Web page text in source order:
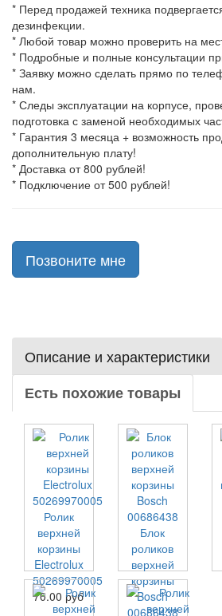
* Перед продажей техника
дезинфекции.
* Любой товар можно проверить на
* Подробные и полные консультации
* Заявку можно сделать прямо по
нам.
* Следы эксплуатации на корпусе,
подготовка с заменой необходимых
* Гарантия 3 месяца + возможность
дополнительную плату!
* Доставка от 800 рублей!
* Подключение от 500 рублей!
Позвоните мне
Описание и характеристики
Есть похожие товары
Ролик
верхней
корзины
Electrolux
50269970005
70.00 руб
Блок
роликов
верхней
корзины
Bosch
00686438